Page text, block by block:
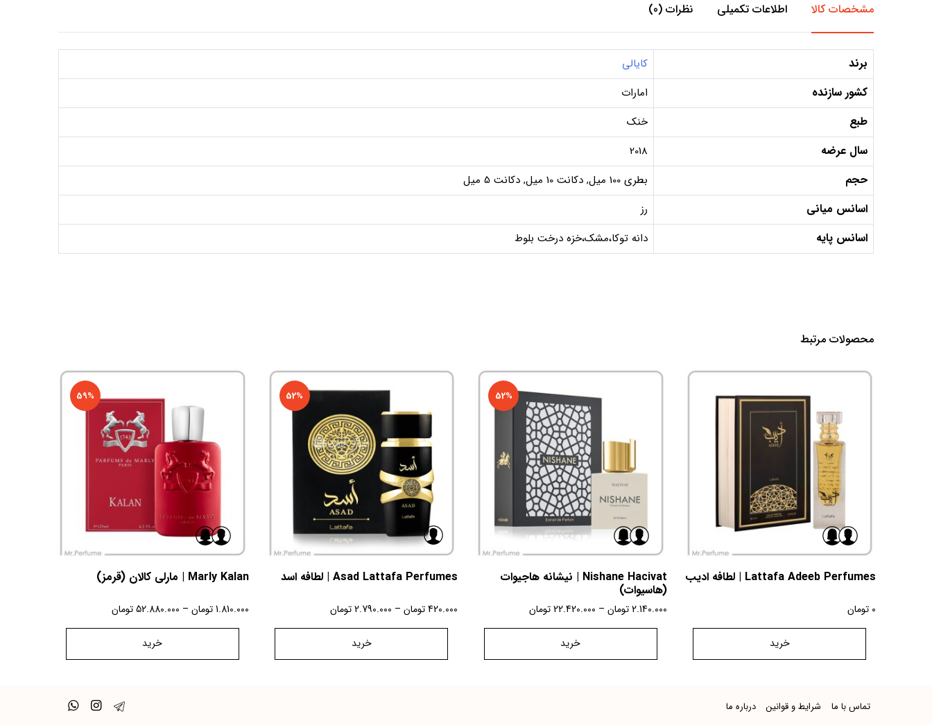
مشخصات کالا اطلاعات تکمیلی نظرات (0)
برند کایالی
کشور سازنده امارات
طبع خنک
سال عرضه 2018
حجم بطری 100 میل, دکانت 10 میل, دکانت 5 میل
اسانس میانی رز
اسانس پایه دانه توکا،مشک،خزه درخت بلوط
محصولات مرتبط
Lattafa Adeeb Perfumes | لطافه ادیب
0 تومان
خرید
52%
Nishane Hacivat | نیشانه هاجیوات
(هاسیوات)
2.140.000 تومان –
22.420.000 تومان
خرید
52%
Asad Lattafa Perfumes | لطافه اسد
420.000تومان –
2.790.000تومان
خرید
59%
Marly Kalan | مارلی کالان (قرمز)
1.810.000 تومان –
52.880.000 تومان
خرید
تماس با ما شرایط و قوانین درباره ما